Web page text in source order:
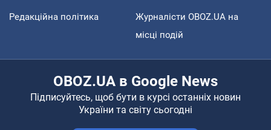
Редакційна політика
Журналісти OBOZ.UA на
місці подій
OBOZ.UA в Google News
Підписуйтесь, щоб бути в курсі останніх новин
України та світу сьогодні